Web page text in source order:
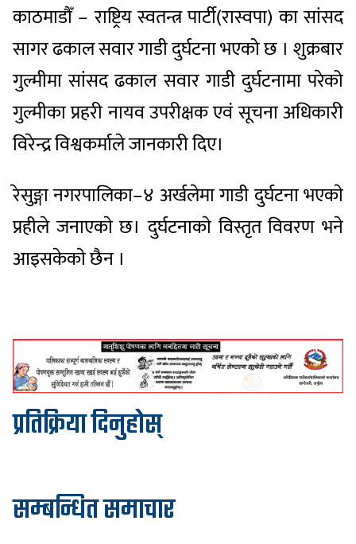
काठमाडौँ – राष्ट्रिय स्वतन्त्र पार्टी(रास्वपा) का सांसद
सागर ढकाल सवार गाडी दुर्घटना भएको छ । शुक्रबार
गुल्मीमा सांसद ढकाल सवार गाडी दुर्घटनामा परेको
गुल्मीका प्रहरी नायव उपरीक्षक एवं सूचना अधिकारी
विरेन्द्र विश्वकर्माले जानकारी दिए।
रेसुङ्गा नगरपालिका–४ अर्खलेमा गाडी दुर्घटना भएकाे
प्रहीले जनाएकाे छ। दुर्घटनाकाे विस्तृत विवरण भने
आइसकेकाे छैन ।
प्रतिक्रिया दिनुहोस्
सम्बन्धित समाचार